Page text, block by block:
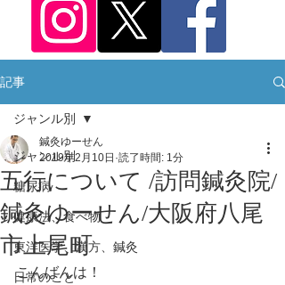
記事
ジャンル別
糖尿病
健康法、食べ物
東洋医学、漢方、鍼灸
日常のこと
ジャンル別
五行について /訪問鍼灸院/
鍼灸ゆーせん/大阪府八尾
市上尾町
鍼灸ゆーせん
2019年2月10日 読了時間: 1分
こんばんは！